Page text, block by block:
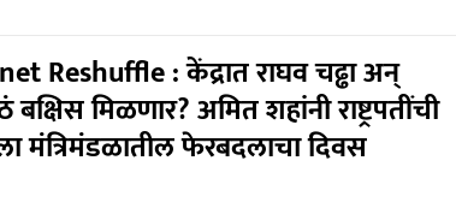
Reshuffle : केंद्रात राघव चढ्ढा अन्
मिळणार? अमित शहांनी राष्ट्रपतींची
मंत्रिमंडळातील फेरबदलाचा दिवस